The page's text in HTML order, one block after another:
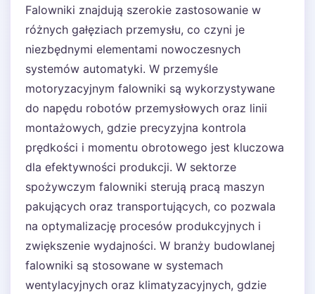
Falowniki znajdują szerokie zastosowanie w
różnych gałęziach przemysłu, co czyni je
niezbędnymi elementami nowoczesnych
systemów automatyki. W przemyśle
motoryzacyjnym falowniki są wykorzystywane
do napędu robotów przemysłowych oraz linii
montażowych, gdzie precyzyjna kontrola
prędkości i momentu obrotowego jest kluczowa
dla efektywności produkcji. W sektorze
spożywczym falowniki sterują pracą maszyn
pakujących oraz transportujących, co pozwala
na optymalizację procesów produkcyjnych i
zwiększenie wydajności. W branży budowlanej
falowniki są stosowane w systemach
wentylacyjnych oraz klimatyzacyjnych, gdzie